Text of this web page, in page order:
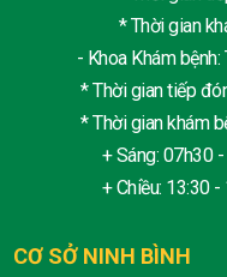
* Thời gian
- Khoa Khám
* Thời gian tiếp
* Thời gian khám
+ Sáng: 07h30 -
+ Chiều: 13:30 -
CƠ SỞ NINH BÌNH